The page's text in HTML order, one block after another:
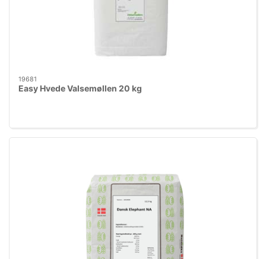
19681
Easy Hvede Valsemøllen 20 kg